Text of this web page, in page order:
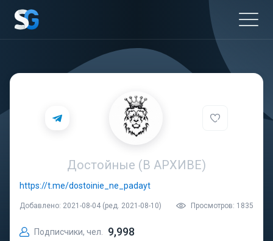
Достойные (В АРХИВЕ)
https://t.me/dostoinie_ne_padayt
Добавлено: 2021-08-04 (ред. 2021-08-10) Просмотров: 1835
Подписчики, чел. 9,998